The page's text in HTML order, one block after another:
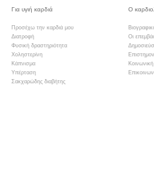
Για υγιή καρδιά
Προσέχω την καρδιά μου
Διατροφή
Φυσική δραστηριότητα
Χοληστερίνη
Κάπνισμα
Υπέρταση
Σακχαρώδης διαβήτης
Ο
Οι